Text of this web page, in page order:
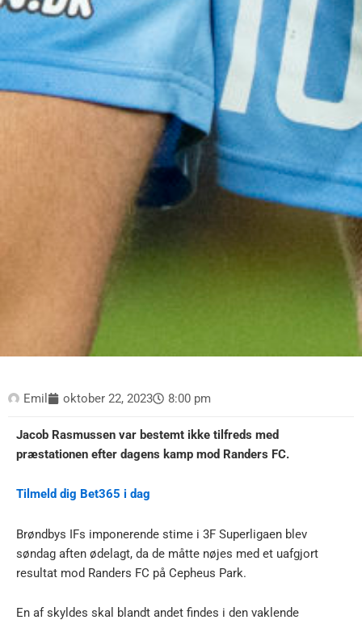
Emil oktober 22, 2023 8:00 pm
Jacob Rasmussen var bestemt ikke tilfreds med
præstationen efter dagens kamp mod Randers FC.
Tilmeld dig Bet365 i dag
Brøndbys IFs imponerende stime i 3F Superligaen blev
søndag aften ødelagt, da de måtte nøjes med et uafgjort
resultat mod Randers FC på Cepheus Park.
En af skyldes skal blandt andet findes i den vaklende